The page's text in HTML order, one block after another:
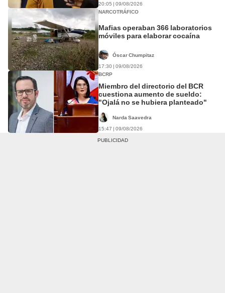
20:05 | 09/08/2026
NARCOTRÁFICO
Mafias operaban 366 laboratorios
móviles para elaborar cocaína
Óscar Chumpitaz
17:30 | 09/08/2026
BCRP
Miembro del directorio del BCR
cuestiona aumento de sueldo:
"Ojalá no se hubiera planteado"
Narda Saavedra
15:47 | 09/08/2026